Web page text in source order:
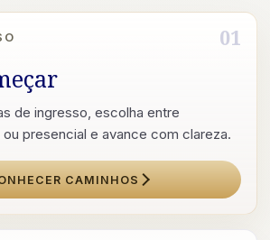
01
de ingresso, escolha entre
presencial e avance com clareza.
CAMINHOS